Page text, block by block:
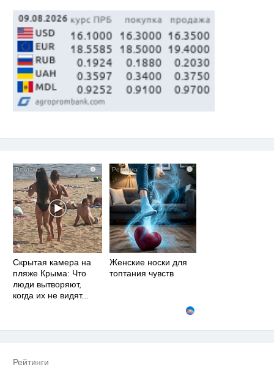
i
Скрытая камера на
пляже Крыма: Что
люди вытворяют,
когда их не видят...
i
Женские носки для
топтания чувств
Рейтинги
без слов! Пересмотрела 10 раз